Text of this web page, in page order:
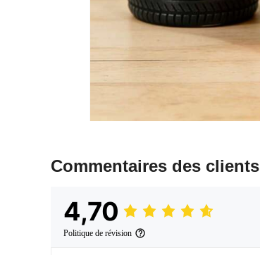
Commentaires des clients
4,70
Politique de révision